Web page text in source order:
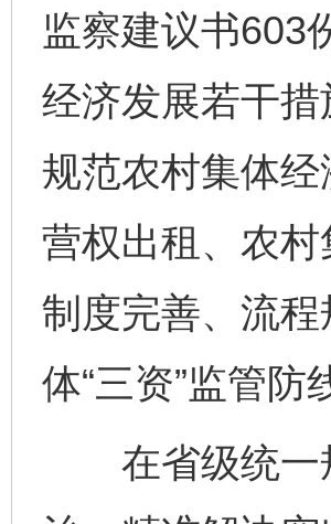
监察建议书603
经济发展若干
规范农村集体
营权出租、农
制度完善、流
体“三资”监管防
在省级统一规